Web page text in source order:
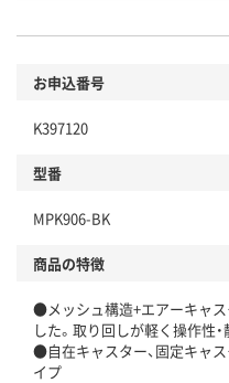
お申込番号
K397120
型番
MPK906-BK
商品の特徴
●メッシュ構造+エアーキャ
した。取り回しが軽く操作性
●自在キャスター、固定キャ
イプ